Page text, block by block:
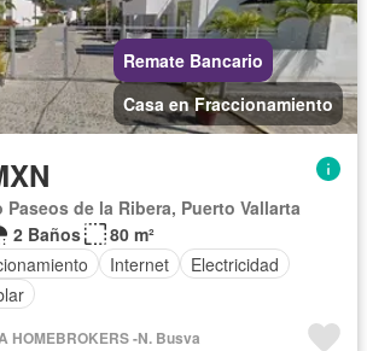
Remate Bancario
Casa en Fraccionamiento
de la Ribera, Puerto Vallarta
2 Baños
80 m²
Internet
Electricidad
HOMEBROKERS -N. Busva